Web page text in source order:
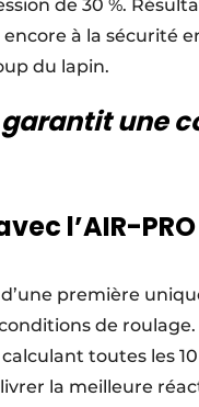
de 30 %.
à la sécurité
du lapin.
garantit une
l’AIR-PRO
première
de
toutes les
la meilleure